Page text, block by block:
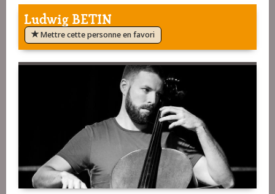
Ludwig BETIN
Mettre cette personne en favori